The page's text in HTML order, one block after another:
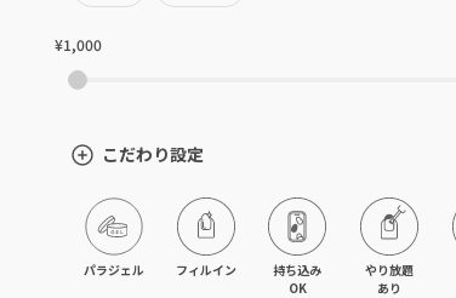
兵庫県その他
¥1,000
こだわり設定
パラジェル フィルイン
持ち込み
OK
やり放題
あり